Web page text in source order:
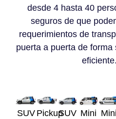
desde 4 hasta 40
seguros de que
requerimientos de
puerta a puerta de forma
eficiente.
SUV PickupSUV Mini Mini